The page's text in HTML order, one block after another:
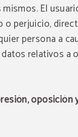
El
o perjuicio,
persona a
relativos a
oposición